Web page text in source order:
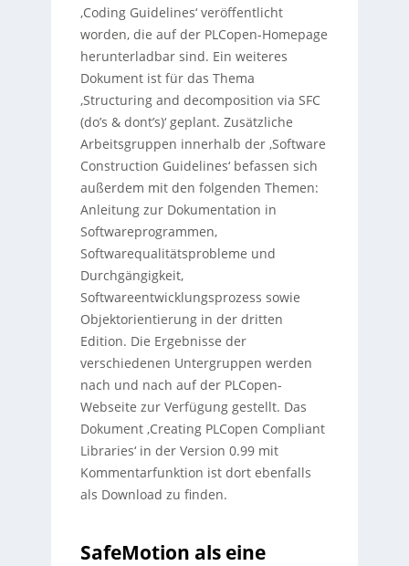
‚Coding Guidelines‘ veröffentlicht
worden, die auf der PLCopen-Homepage
herunterladbar sind. Ein weiteres
Dokument ist für das Thema
‚Structuring and decomposition via SFC
(do’s & dont’s)‘ geplant. Zusätzliche
Arbeitsgruppen innerhalb der ‚Software
Construction Guidelines‘ befassen sich
außerdem mit den folgenden Themen:
Anleitung zur Dokumentation in
Softwareprogrammen,
Softwarequalitätsprobleme und
Durchgängigkeit,
Softwareentwicklungsprozess sowie
Objektorientierung in der dritten
Edition. Die Ergebnisse der
verschiedenen Untergruppen werden
nach und nach auf der PLCopen-
Webseite zur Verfügung gestellt. Das
Dokument ‚Creating PLCopen Compliant
Libraries‘ in der Version 0.99 mit
Kommentarfunktion ist dort ebenfalls
als Download zu finden.
SafeMotion als eine